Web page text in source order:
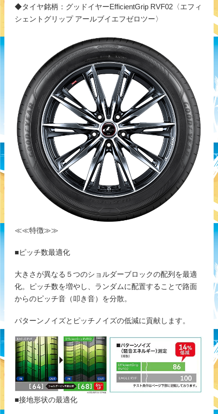
◆タイヤ銘柄：グッドイヤーEfficientGrip RVF02〈エフィ
シェントグリップ アールブイエフゼロツー〉
≪≪特徴≫≫
■ピッチ数最適化
大きさが異なる５つのショルダーブロックの配列を最適
化。ピッチ数を増やし、ランダムに配置することで路面
からのピッチ音（叩き音）を分散。
パターンノイズとピッチノイズの低減に貢献します。
■接地形状の最適化